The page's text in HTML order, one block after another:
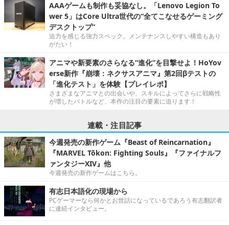
AAAゲームも制作も妥協なし。「Lenovo Legion To
wer 5」はCore Ultra世代の“全てこなせるゲーミング
デスクトップ”
迫力を感じる強力スペック。メンテナンスしやすい構造もあり
がたい！
アニマや新要素のさらなる“進化”を目撃せよ！HoYov
erse新作『崩壊：ネクサスアニマ』第2回βテストの
「進化テスト」を体験【プレイレポ】
さまざまなアニマとの出会いや、スキルによってさらに戦略性
が増したバトルなど、本作の注目の要素に迫ります！
連載・注目記事
今週発売の新作ゲーム『Beast of Reincarnation』
『MARVEL Tōkon: Fighting Souls』『ファイナルフ
ァンタジーXIV』他
今週発売の新作ゲームはこちら。
有志日本語化の現場から
PCゲーマーなら何かとお世話になっているであろう有志翻訳者
に連続インタビュー。